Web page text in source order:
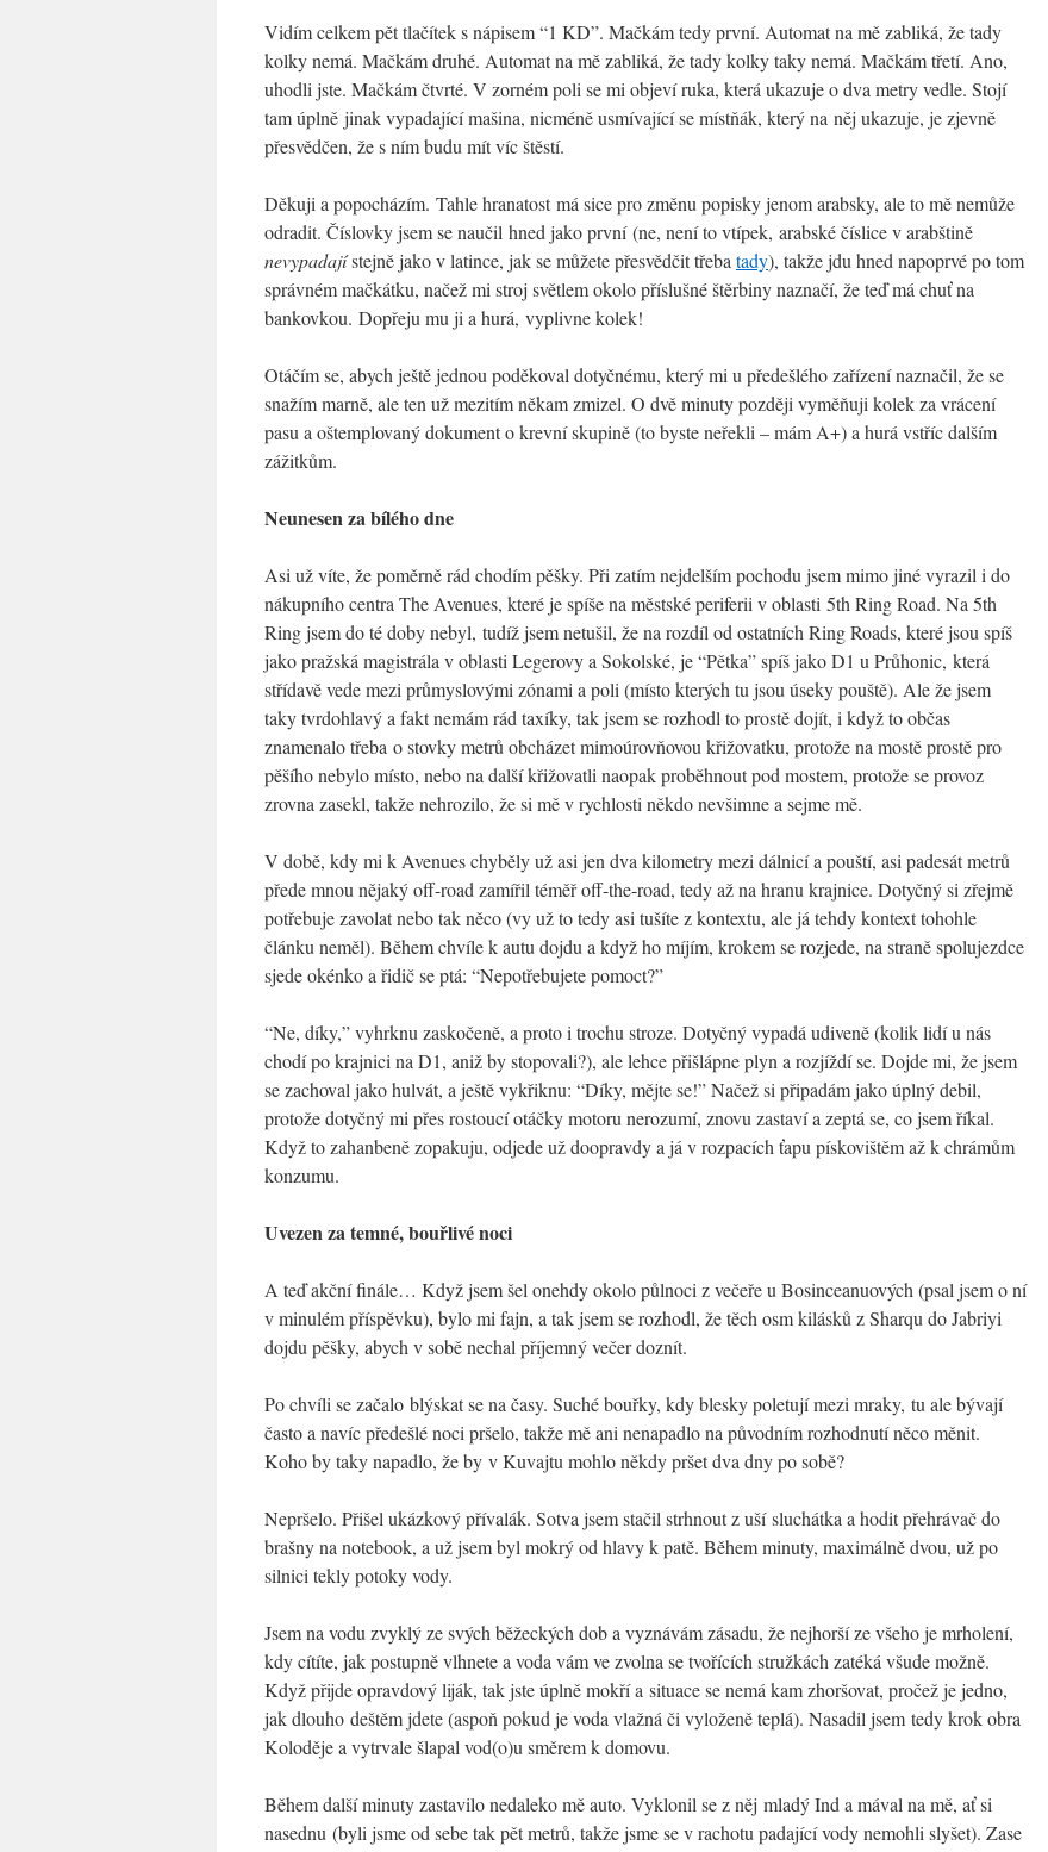
Vidím celkem pět tlačítek s nápisem “1 KD”. Mačkám tedy první. Automat na mě zabliká, že tady
kolky nemá. Mačkám druhé. Automat na mě zabliká, že tady kolky taky nemá. Mačkám třetí. Ano,
uhodli jste. Mačkám čtvrté. V zorném poli se mi objeví ruka, která ukazuje o dva metry vedle. Stojí
tam úplně jinak vypadající mašina, nicméně usmívající se místňák, který na něj ukazuje, je zjevně
přesvědčen, že s ním budu mít víc štěstí.
Děkuji a popocházím. Tahle hranatost má sice pro změnu popisky jenom arabsky, ale to mě nemůže
odradit. Číslovky jsem se naučil hned jako první (ne, není to vtípek, arabské číslice v arabštině
nevypadajístejně jako v latince, jak se můžete přesvědčit třeba tady), takže jdu hned napoprvé po tom
správném mačkátku, načež mi stroj světlem okolo příslušné štěrbiny naznačí, že teď má chuť na
bankovkou. Dopřeju mu ji a hurá, vyplivne kolek!
Otáčím se, abych ještě jednou poděkoval dotyčnému, který mi u předešlého zařízení naznačil, že se
snažím marně, ale ten už mezitím někam zmizel. O dvě minuty později vyměňuji kolek za vrácení
pasu a oštemplovaný dokument o krevní skupině (to byste neřekli – mám A+) a hurá vstříc dalším
zážitkům.
Neunesen za bílého dne
Asi už víte, že poměrně rád chodím pěšky. Při zatím nejdelším pochodu jsem mimo jiné vyrazil i do
nákupního centra The Avenues, které je spíše na městské periferii v oblasti 5th Ring Road. Na 5th
Ring jsem do té doby nebyl, tudíž jsem netušil, že na rozdíl od ostatních Ring Roads, které jsou spíš
jako pražská magistrála v oblasti Legerovy a Sokolské, je “Pětka” spíš jako D1 u Průhonic, která
střídavě vede mezi průmyslovými zónami a poli (místo kterých tu jsou úseky pouště). Ale že jsem
taky tvrdohlavý a fakt nemám rád taxíky, tak jsem se rozhodl to prostě dojít, i když to občas
znamenalo třeba o stovky metrů obcházet mimoúrovňovou křižovatku, protože na mostě prostě pro
pěšího nebylo místo, nebo na další křižovatli naopak proběhnout pod mostem, protože se provoz
zrovna zasekl, takže nehrozilo, že si mě v rychlosti někdo nevšimne a sejme mě.
V době, kdy mi k Avenues chyběly už asi jen dva kilometry mezi dálnicí a pouští, asi padesát metrů
přede mnou nějaký off-road zamířil téměř off-the-road, tedy až na hranu krajnice. Dotyčný si zřejmě
potřebuje zavolat nebo tak něco (vy už to tedy asi tušíte z kontextu, ale já tehdy kontext tohohle
článku neměl). Během chvíle k autu dojdu a když ho míjím, krokem se rozjede, na straně spolujezdce
sjede okénko a řidič se ptá: “Nepotřebujete pomoct?”
“Ne, díky,” vyhrknu zaskočeně, a proto i trochu stroze. Dotyčný vypadá udiveně (kolik lidí u nás
chodí po krajnici na D1, aniž by stopovali?), ale lehce přišlápne plyn a rozjíždí se. Dojde mi, že jsem
se zachoval jako hulvát, a ještě vykřiknu: “Díky, mějte se!” Načež si připadám jako úplný debil,
protože dotyčný mi přes rostoucí otáčky motoru nerozumí, znovu zastaví a zeptá se, co jsem říkal.
Když to zahanbeně zopakuju, odjede už doopravdy a já v rozpacích ťapu pískovištěm až k chrámům
konzumu.
Uvezen za temné, bouřlivé noci
A teď akční finále… Když jsem šel onehdy okolo půlnoci z večeře u Bosinceanuových (psal jsem o ní
v minulém příspěvku), bylo mi fajn, a tak jsem se rozhodl, že těch osm kilásků z Sharqu do Jabriyi
dojdu pěšky, abych v sobě nechal příjemný večer doznít.
Po chvíli se začalo blýskat se na časy. Suché bouřky, kdy blesky poletují mezi mraky, tu ale bývají
často a navíc předešlé noci pršelo, takže mě ani nenapadlo na původním rozhodnutí něco měnit.
Koho by taky napadlo, že by v Kuvajtu mohlo někdy pršet dva dny po sobě?
Nepršelo. Přišel ukázkový přívalák. Sotva jsem stačil strhnout z uší sluchátka a hodit přehrávač do
brašny na notebook, a už jsem byl mokrý od hlavy k patě. Během minuty, maximálně dvou, už po
silnici tekly potoky vody.
Jsem na vodu zvyklý ze svých běžeckých dob a vyznávám zásadu, že nejhorší ze všeho je mrholení,
kdy cítíte, jak postupně vlhnete a voda vám ve zvolna se tvořících stružkách zatéká všude možně.
Když přijde opravdový liják, tak jste úplně mokří a situace se nemá kam zhoršovat, pročež je jedno,
jak dlouho deštěm jdete (aspoň pokud je voda vlažná či vyloženě teplá). Nasadil jsem tedy krok obra
Koloděje a vytrvale šlapal vod(o)u směrem k domovu.
Během další minuty zastavilo nedaleko mě auto. Vyklonil se z něj mladý Ind a mával na mě, ať si
nasednu (byli jsme od sebe tak pět metrů, takže jsme se v rachotu padající vody nemohli slyšet). Zase